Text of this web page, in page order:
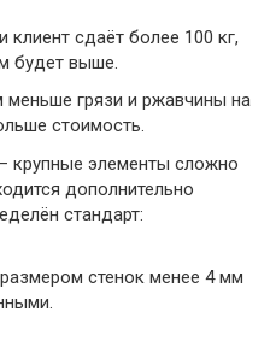
сдаёт более 100 кг,
будет выше.
меньше грязи и ржавчины на
стоимость.
крупные элементы сложно
дополнительно
стандарт:
стенок менее 4 мм